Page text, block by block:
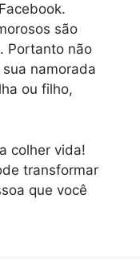
são
Portanto não
namorada
ou filho,
colher vida!
transformar
que você